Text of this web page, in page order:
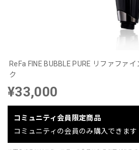
ReFa FINE BUBBLE PURE リファファ
ク
¥33,000
コミュニティ会員限定商品
コミュニティの会員のみ購入できます